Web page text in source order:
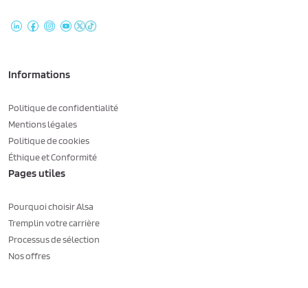
Informations
Politique de confidentialité
Mentions légales
Politique de cookies
Éthique et Conformité
Pages utiles
Pourquoi choisir Alsa
Tremplin votre carrière
Processus de sélection
Nos offres